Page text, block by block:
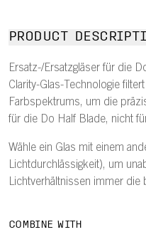
PRODUCT
Ersatz-/Ersatzgläser für die
Clarity-Glas-Technologie
Farbspektrums, um die
für die Do Half Blade, nicht
Wähle ein Glas mit einem
Lichtdurchlässigkeit), um
Lichtverhältnissen immer die
COMBINE WITH